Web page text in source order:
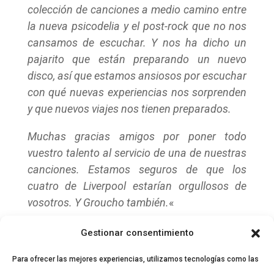
Gestionar consentimiento
Para ofrecer las mejores experiencias, utilizamos tecnologías como las
colección de canciones a medio camino entre
la nueva psicodelia y el post-rock que no nos
cansamos de escuchar. Y nos ha dicho un
pajarito que están preparando un nuevo
disco, así que estamos ansiosos por escuchar
con qué nuevas experiencias nos sorprenden
y que nuevos viajes nos tienen preparados.
Muchas gracias amigos por poner todo
vuestro talento al servicio de una de nuestras
canciones. Estamos seguros de que los
cuatro de Liverpool estarían orgullosos de
vosotros. Y Groucho también.«
234 5 6 7 8 910111213